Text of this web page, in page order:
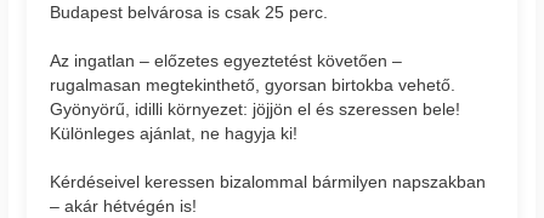
Budapest belvárosa is csak 25 perc.
Az ingatlan – előzetes egyeztetést követően –
rugalmasan megtekinthető, gyorsan birtokba vehető.
Gyönyörű, idilli környezet: jöjjön el és szeressen bele!
Különleges ajánlat, ne hagyja ki!
Kérdéseivel keressen bizalommal bármilyen napszakban
– akár hétvégén is!